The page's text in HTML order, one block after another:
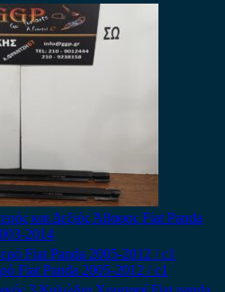
και Δεξιός Άβαφος Fiat Panda
2014
Fiat Panda 2005-2012 / c1